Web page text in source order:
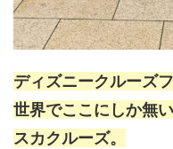
ディズニークルーズ
世界でここにしか無
スカクルーズ。